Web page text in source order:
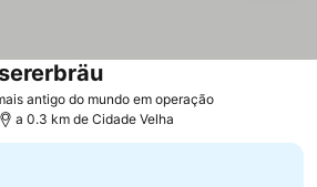
antigo do mundo em operaçãoVer preços
Ver preços
a 0.3 km de Cidade Velha